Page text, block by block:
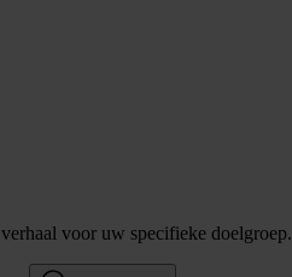
voor uw specifieke doelgroep.